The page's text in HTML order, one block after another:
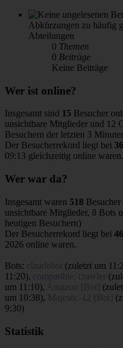
Abkürzungen zu häufig
Abteilungen
0 Themen
0 Beiträge
Keine Beiträge
Wer ist online?
Insgesamt sind 15 Besucher
unsichtbare Mitglieder und 12
Besuchern der letzten 3
Der Besucherrekord liegt bei
09:13 gleichzeitig online waren.
Wer war da?
Insgesamt waren 518
unsichtbare Mitglieder, 8 Bots
heutigen Besuchern)
Der Besucherrekord liegt bei
2026 online waren.
Bots: (zuletzt um
11:20), (
um 11:10), (
um 10:38), (
9:30)
Statistik